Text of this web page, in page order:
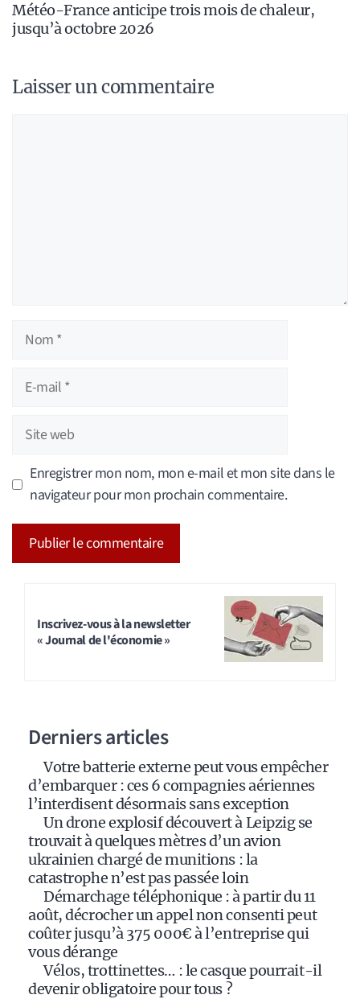
Météo-France anticipe trois mois de chaleur,
jusqu’à octobre 2026
Laisser un commentaire
Nom
Site
Enregistrer mon nom, mon e-mail et mon site dans le
navigateur pour mon prochain commentaire.
Inscrivez-vous à la newsletter
« Journal de l'économie »
Derniers articles
Votre batterie externe peut vous empêcher
d’embarquer : ces 6 compagnies aériennes
l’interdisent désormais sans exception
Un drone explosif découvert à Leipzig se
trouvait à quelques mètres d’un avion
ukrainien chargé de munitions : la
catastrophe n’est pas passée loin
Démarchage téléphonique : à partir du 11
août, décrocher un appel non consenti peut
coûter jusqu’à 375 000€ à l’entreprise qui
vous dérange
Vélos, trottinettes… : le casque pourrait-il
devenir obligatoire pour tous ?